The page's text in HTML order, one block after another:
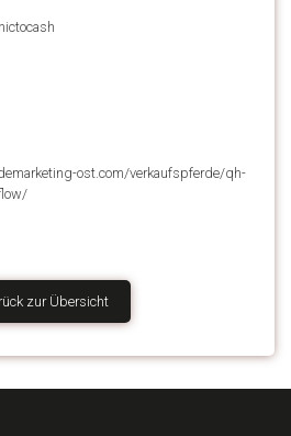
ost.com/verkaufspferde/qh-
zur Übersicht